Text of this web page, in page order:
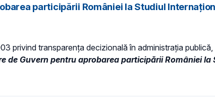
participării României la Studiul
privind transparenţa decizională în administraţia
de Guvern pentru aprobarea participării României